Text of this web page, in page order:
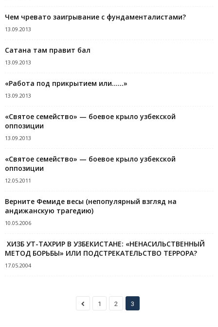
Чем чревато заигрывание с фундаменталистами?
13.09.2013
Сатана там правит бал
13.09.2013
«Работа под прикрытием или……»
13.09.2013
«Святое семейство» — боевое крыло узбекской
оппозиции
13.09.2013
«Святое семейство» — боевое крыло узбекской
оппозиции
12.05.2011
Верните Фемиде весы (непопулярный взгляд на
андижанскую трагедию)
10.05.2006
ХИЗБ УТ-ТАХРИР В УЗБЕКИСТАНЕ: «НЕНАСИЛЬСТВЕННЫЙ
МЕТОД БОРЬБЫ» ИЛИ ПОДСТРЕКАТЕЛЬСТВО ТЕРРОРА?
17.05.2004
1 2 3